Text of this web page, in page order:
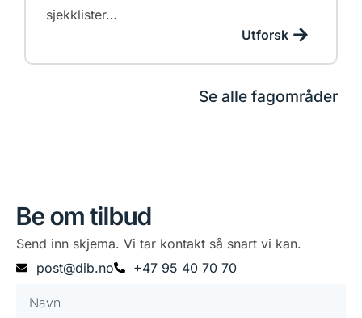
sjekklister…
Utforsk
Se alle fagområder
Be om tilbud
Send inn skjema. Vi tar kontakt så snart vi kan.
post@dib.no
+47 95 40 70 70